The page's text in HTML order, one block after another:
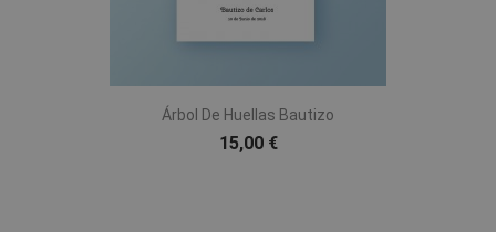
Árbol De Huellas Bautizo
15,00 €